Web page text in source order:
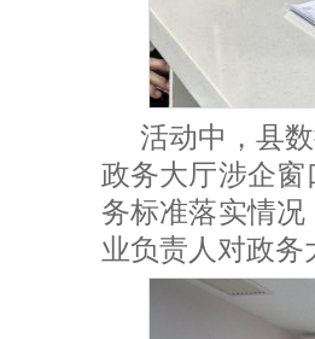
活动中，县
政务大厅涉企
务标准落实情
业负责人对政